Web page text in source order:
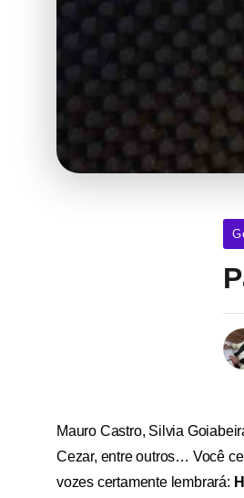
Mauro Castro, Silvia
Cezar, entre outros… Você
vozes certamente lembrará: